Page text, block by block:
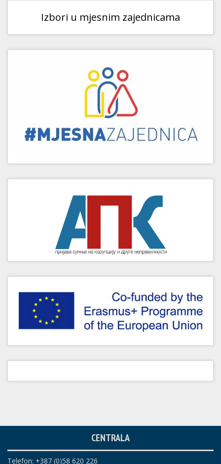
Izbori u mjesnim zajednicama
CENTRALA
Telefon: +387 (0)58 620 226